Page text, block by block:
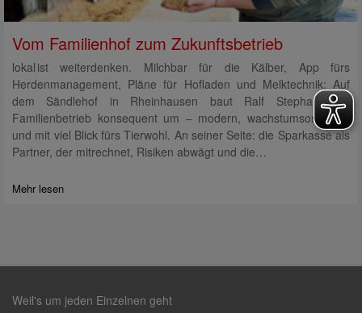
Vom Familienhof zum Zukunftsbetrieb
lokal ist weiterdenken. Milchbar für die Kälber, App fürs
Herdenmanagement, Pläne für Hofladen und Melktechnik: Auf
dem Sändlehof in Rheinhausen baut Ralf Stephan den
Familienbetrieb konsequent um – modern, wachstumsorientiert
und mit viel Blick fürs Tierwohl. An seiner Seite: die Sparkasse als
Partner, der mitrechnet, Risiken abwägt und die…
Mehr lesen
Weil's um jeden Einzelnen geht